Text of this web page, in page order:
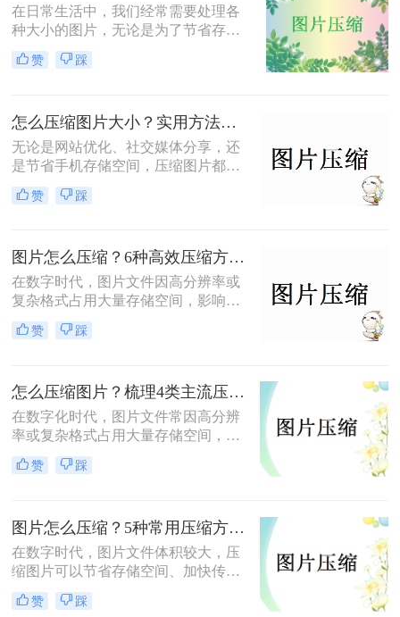
法。
在日常生活中，我们经常需要处理各
种大小的图片，无论是为了节省存储
空间，还是为了加快网页加载速度，
压缩图片都是一个非常实用的技能。
赞 踩
怎么压缩图片大小？实用方法分享（覆盖6种场景+参数优化+避坑技巧）！
无论是网站优化、社交媒体分享，还
是节省手机存储空间，压缩图片都是
刚需。那么怎么压缩图片大小呢？本
文从零基础小白到技术开发者，系统
赞 踩
图片怎么压缩？6种高效压缩方法分享！
在数字时代，图片文件因高分辨率或
复杂格式占用大量存储空间，影响传
输和加载速度。那么图片怎么压缩
呢？本文总结了6种高效压缩方法，
赞 踩
怎么压缩图片？梳理4类主流压缩方法！
在数字化时代，图片文件常因高分辨
率或复杂格式占用大量存储空间，影
响传输和加载速度。掌握高效压缩方
法不仅能节省空间，还能提升用户体
平衡画质与体积。
赞 踩
图片怎么压缩？5种常用压缩方法详解！
在数字时代，图片文件体积较大，压
缩图片可以节省存储空间、加快传输
速度或适应社交媒体、邮件等平台的
文件大小限制。那么图片怎么压缩
赞 踩